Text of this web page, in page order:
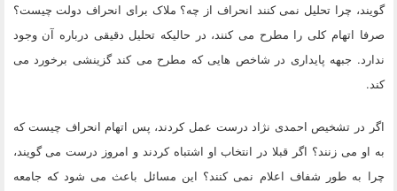
گویند، چرا تحلیل نمی کنند انحراف از چه؟ ملاک برای انحراف دولت چیست؟
صرفا اتهام کلی را مطرح می کنند، در حالیکه تحلیل دقیقی درباره آن وجود
ندارد. جبهه پایداری در شاخص هایی که مطرح می کند گزینشی برخورد می
کند.
اگر در تشخیص احمدی نژاد درست عمل کردند، پس اتهام انحراف چیست که
به او می زنند؟ اگر قبلا در انتخاب او اشتباه کردند و امروز درست می گویند،
چرا به طور شفاف اعلام نمی کنند؟ این مسائل باعث می شود که جامعه